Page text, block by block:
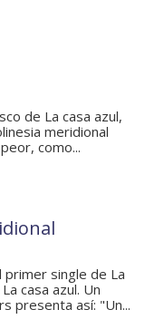
de La casa azul,
meridional
como...
single de La
casa azul. Un
presenta así: "Un...